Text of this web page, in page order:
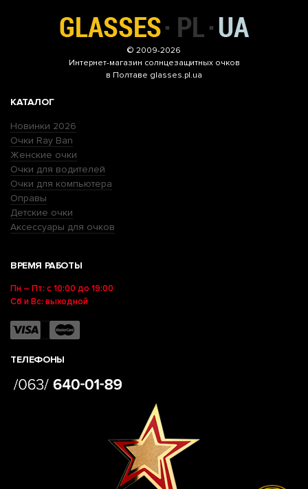
© 2009-2026
Интернет-магазин солнцезащитных очков
в Полтаве glasses.pl.ua
КАТАЛОГ
Новинки 2026
Очки Ray Ban
Женские очки
Очки для водителей
Очки для компьютера
Оправы
Детские очки
Аксессуары для очков
ВРЕМЯ РАБОТЫ
Пн – Пт: с 10:00 до 19:00
Сб и Вс: выходной
ТЕЛЕФОНЫ